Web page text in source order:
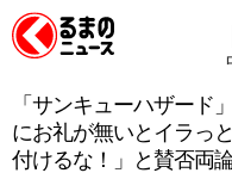
「サンキューハザード
にお礼が無いとイラっ
付けるな！」と賛否両